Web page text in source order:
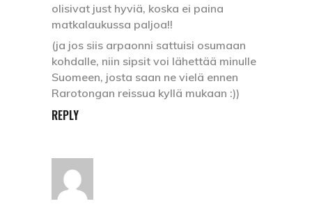
olisivat just hyviä, koska ei paina
matkalaukussa paljoa!!
(ja jos siis arpaonni sattuisi osumaan
kohdalle, niin sipsit voi lähettää minulle
Suomeen, josta saan ne vielä ennen
Rarotongan reissua kyllä mukaan :))
REPLY